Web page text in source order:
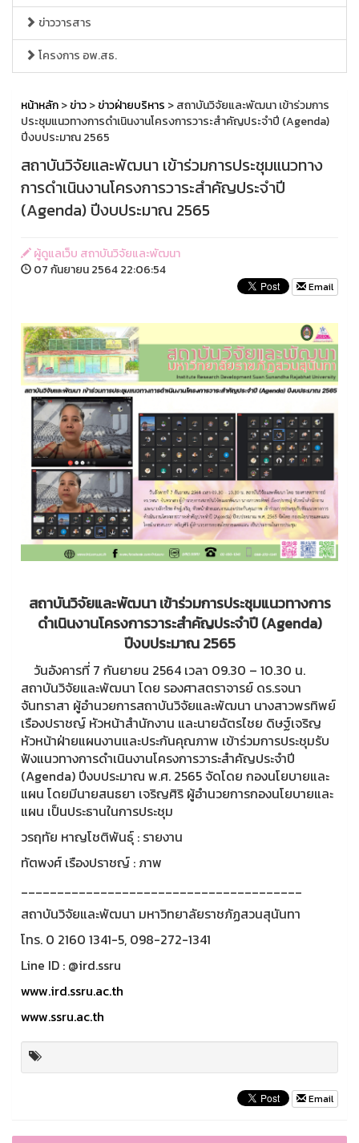
ข่าววารสาร
โครงการ อพ.สธ.
หน้าหลัก>ข่าว>ข่าวฝ่ายบริหาร > สถาบันวิจัยและพัฒนา เข้าร่วมการ
ประชุมแนวทางการดำเนินงานโครงการวาระสำคัญประจำปี (Agenda)
ปีงบประมาณ 2565
สถาบันวิจัยและพัฒนา เข้าร่วมการประชุมแนวทาง
การดำเนินงานโครงการวาระสำคัญประจำปี
(Agenda) ปีงบประมาณ 2565
ผู้ดูแลเว็บ สถาบันวิจัยและพัฒนา
07 กันยายน 2564 22:06:54
Email
สถาบันวิจัยและพัฒนา เข้าร่วมการประชุมแนวทางการ
ดำเนินงานโครงการวาระสำคัญประจำปี (Agenda)
ปีงบประมาณ 2565
วันอังคารที่ 7 กันยายน 2564 เวลา 09.30 – 10.30 น.
สถาบันวิจัยและพัฒนา โดย รองศาสตราจารย์ ดร.รจนา
จันทราสา ผู้อำนวยการสถาบันวิจัยและพัฒนา นางสาวพรทิพย์
เรืองปราชญ์ หัวหน้าสำนักงาน และนายฉัตรไชย ดิษฐ์เจริญ
หัวหน้าฝ่ายแผนงานและประกันคุณภาพ เข้าร่วมการประชุมรับ
ฟังแนวทางการดำเนินงานโครงการวาระสำคัญประจำปี
(Agenda) ปีงบประมาณ พ.ศ. 2565 จัดโดย กองนโยบายและ
แผน โดยมีนายสนธยา เจริญศิริ ผู้อำนวยการกองนโยบายและ
แผน เป็นประธานในการประชุม
วรฤทัย หาญโชติพันธุ์ : รายงาน
ทัตพงศ์ เรืองปราชญ์ : ภาพ
_______________________________________
สถาบันวิจัยและพัฒนา มหาวิทยาลัยราชภัฏสวนสุนันทา
โทร. 0 2160 1341-5, 098-272-1341
Line ID : @ird.ssru
www.ird.ssru.ac.th
www.ssru.ac.th
Email